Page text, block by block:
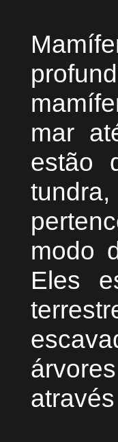
mar
estão
modo
Eles